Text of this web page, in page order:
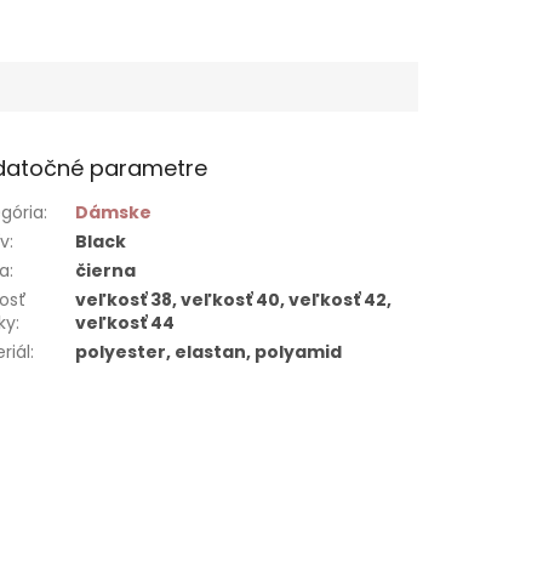
parametre
:
Dámske
:
Black
:
čierna
:
veľkosť 38, veľkosť 40, veľkosť 42,
veľkosť 44
: polyester, elastan, polyamid